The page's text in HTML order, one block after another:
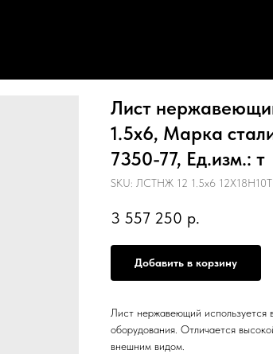
Лист
1.5х6, Марка
7350-77, Ед.изм.: т
SKU: ЛСТНЖ 12 1.5х6
3 557 250 р.
Добавить в корзину
Лист нержавеющий используется
оборудования. Отличается
внешним видом.